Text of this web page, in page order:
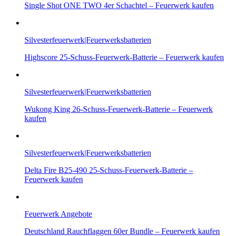
Single Shot ONE TWO 4er Schachtel – Feuerwerk kaufen
Silvesterfeuerwerk|Feuerwerksbatterien
Highscore 25-Schuss-Feuerwerk-Batterie – Feuerwerk kaufen
Silvesterfeuerwerk|Feuerwerksbatterien
Wukong King 26-Schuss-Feuerwerk-Batterie – Feuerwerk
kaufen
Silvesterfeuerwerk|Feuerwerksbatterien
Delta Fire B25-490 25-Schuss-Feuerwerk-Batterie –
Feuerwerk kaufen
Feuerwerk Angebote
Deutschland Rauchflaggen 60er Bundle – Feuerwerk kaufen